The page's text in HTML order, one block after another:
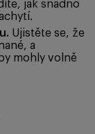
jak snadno
Ujistěte se, že
a
mohly volně